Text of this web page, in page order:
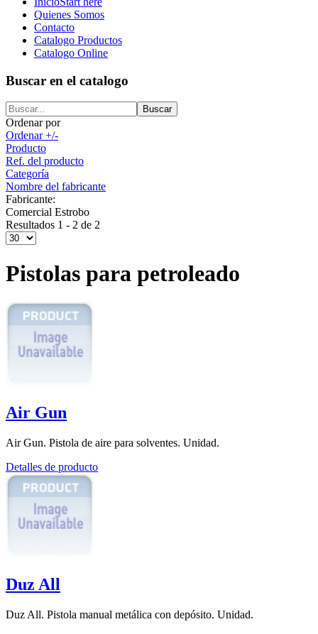
Quienes Somos
Contacto
Catalogo Productos
Catalogo Online
Buscar en el catalogo
Ordenar por
Ordenar +/-
Producto
Ref. del producto
Categoría
Nombre del fabricante
Fabricante:
Comercial Estrobo
Resultados 1 - 2 de 2
Pistolas para petroleado
Air Gun
Air Gun. Pistola de aire para solventes. Unidad.
Detalles de producto
Duz All
Duz All. Pistola manual metálica con depósito. Unidad.